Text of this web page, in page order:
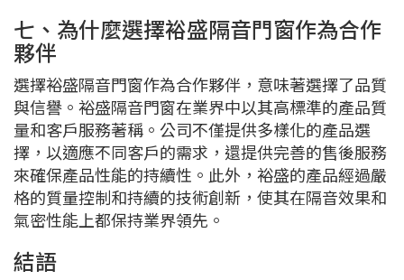
七、為什麼選擇裕盛隔音門窗作為合作
夥伴
選擇裕盛隔音門窗作為合作夥伴，意味著選擇了品質
與信譽。裕盛隔音門窗在業界中以其高標準的產品質
量和客戶服務著稱。公司不僅提供多樣化的產品選
擇，以適應不同客戶的需求，還提供完善的售後服務
來確保產品性能的持續性。此外，裕盛的產品經過嚴
格的質量控制和持續的技術創新，使其在隔音效果和
氣密性能上都保持業界領先。
結語